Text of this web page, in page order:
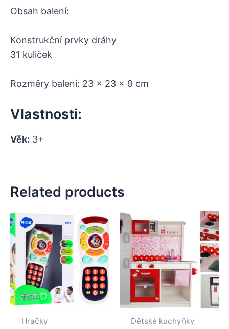
Obsah balení:
Konstrukční prvky dráhy
31 kuliček
Rozměry balení: 23 x 23 x 9 cm
Vlastnosti:
Věk: 3+
Related products
Hračky Dětské kuchyňky